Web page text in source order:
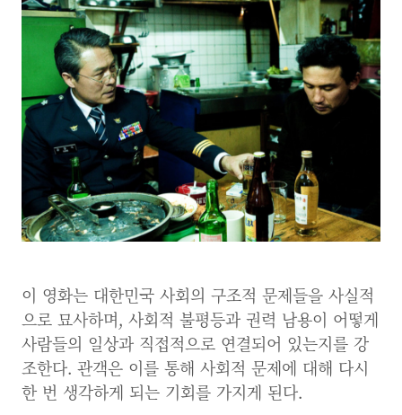
이 영화는 대한민국 사회의 구조적 문제들을 사실적
으로 묘사하며, 사회적 불평등과 권력 남용이 어떻게
사람들의 일상과 직접적으로 연결되어 있는지를 강
조한다. 관객은 이를 통해 사회적 문제에 대해 다시
한 번 생각하게 되는 기회를 가지게 된다.